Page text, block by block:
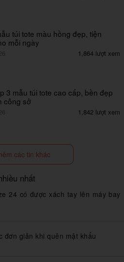
túi tote màu hồng đẹp, tiện
mỗi ngày
1,864 lượt xem
3 mẫu túi tote cao cấp, bền đẹp
công sở
1,842 lượt xem
các tin khác
nhất
24 có được xách tay lên máy bay
đơn giản khi quên mật khẩu